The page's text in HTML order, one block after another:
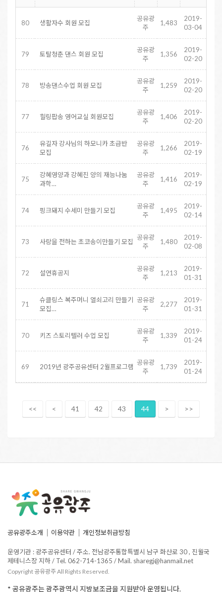
80 생활자수 회원 모집
공유광
주
1,483
2019-
03-04
79 토탈청춘 댄스 회원 모집
공유광
주
1,356
2019-
02-20
78 방송댄스수업 회원 모집
공유광
주
1,259
2019-
02-20
77 힐링팝송 영어교실 회원모집
공유광
주
1,406
2019-
02-20
76
유길자 강사님의 하모니카 초급반
모집
공유광
주
1,266
2019-
02-19
75
강혜영양과 강혜진 양의 재능나눔
과학…
공유광
주
1,416
2019-
02-19
74 핑크돼지 수세미 만들기 모집
공유광
주
1,495
2019-
02-14
73 사랑을 전하는 초코송이만들기 모집
공유광
주
1,480
2019-
02-08
72 설연휴공지
공유광
주
1,213
2019-
01-31
71
슈클링스 복주머니 열쇠고리 만들기
모집…
공유광
주
2,277
2019-
01-31
70 키즈 스토리텔러 수업 모집
공유광
주
1,339
2019-
01-24
69 2019년 광주공유센터 2월프로그램
공유광
주
1,739
2019-
01-24
<< < 41 42 43 44 > >>
공유광주소개 이용약관 개인정보취급방침
운영기관 : 광주공유센터 / 주소. 전남광주통합특별시 남구 화산로 30 , 진월국
제테니스장 지하 / Tel. 062-714-1365 / Mail. sharegj@hanmail.net
Copyright 공유광주 All Rights Reserved.
* 공유광주는 광주광역시 지방보조금을 지원받아 운영됩니다.